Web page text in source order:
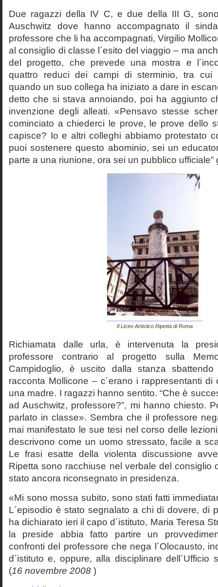
Due ragazzi della IV C, e due della III G,
Auschwitz dove hanno accompagnato il
professore che li ha accompagnati, Virgilio
al consiglio di classe l´esito del viaggio – ma
del progetto, che prevede una mostra e
quattro reduci dei campi di sterminio, tra cui
quando un suo collega ha iniziato a dare in
detto che si stava annoiando, poi ha aggiunto
invenzione degli alleati. «Pensavo stesse
cominciato a chiederci le prove, le prove dello
capisce? Io e altri colleghi abbiamo protestato
puoi sostenere questo abominio, sei un
parte a una riunione, ora sei un pubblico ufficiale”
Il Liceo Artistico Ripetta di Roma
Richiamata dalle urla, è intervenuta la
professore contrario al progetto sulla
Campidoglio, è uscito dalla stanza
racconta Mollicone – c´erano i rappresentanti
una madre. I ragazzi hanno sentito. “Che è
ad Auschwitz, professore?”, mi hanno chiesto.
parlato in classe». Sembra che il professore
mai manifestato le sue tesi nel corso delle
descrivono come un uomo stressato, facile a
Le frasi esatte della violenta discussione
Ripetta sono racchiuse nel verbale del consiglio
stato ancora riconsegnato in presidenza.
«Mi sono mossa subito, sono stati fatti
L´episodio è stato segnalato a chi di dovere, di
ha dichiarato ieri il capo d´istituto, Maria Teresa
la preside abbia fatto partire un
confronti del professore che nega l´Olocausto,
d´istituto e, oppure, alla disciplinare dell´Ufficio
(16 novembre 2008 )